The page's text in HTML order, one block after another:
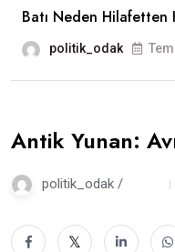
Batı Neden Hilafetten
politik_odak
Antik Yunan:
politik_odak /